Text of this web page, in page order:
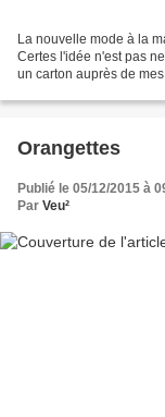
La nouvelle mode à la
Certes l'idée n'est pas
un carton auprès de
Orangettes
Publié le 05/12/2015 à
Par Veu²